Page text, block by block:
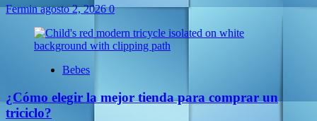
Ferminagosto 2, 20260
Bebes
¿Cómo elegir la mejor tienda para comprar un
triciclo?